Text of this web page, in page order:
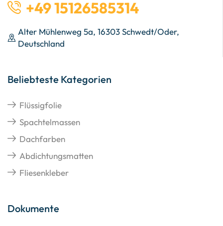
+49 15126585314
Alter Mühlenweg 5a, 16303 Schwedt/Oder,
Deutschland
Beliebteste Kategorien
Flüssigfolie
Spachtelmassen
Dachfarben
Abdichtungsmatten
Fliesenkleber
Dokumente